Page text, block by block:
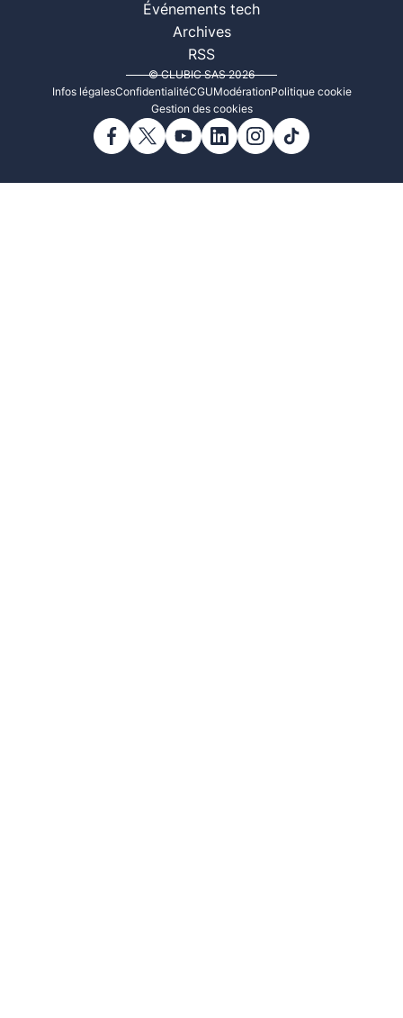
Événements tech
Archives
RSS
© CLUBIC SAS 2026
Infos légalesConfidentialitéCGUModérationPolitique cookie
Gestion des cookies